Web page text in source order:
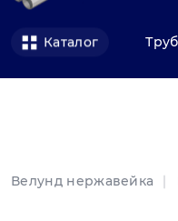
Каталог
Велунд нержавейка